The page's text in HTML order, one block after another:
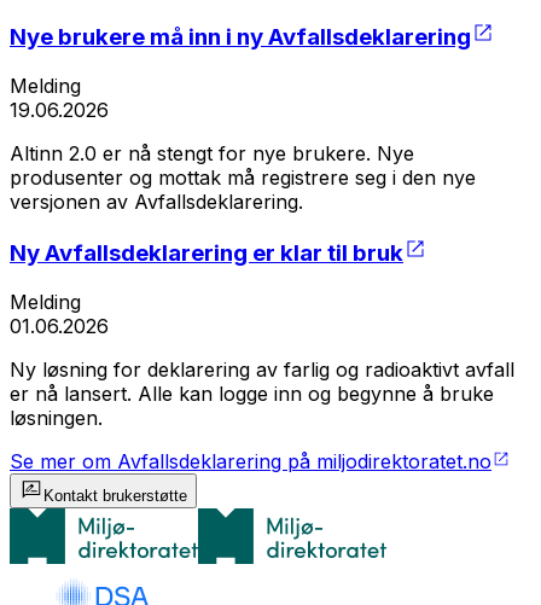
Nye brukere må inn i ny Avfallsdeklarering
Melding
19.06.2026
Altinn 2.0 er nå stengt for nye brukere. Nye
produsenter og mottak må registrere seg i den nye
versjonen av Avfallsdeklarering.
Ny Avfallsdeklarering er klar til bruk
Melding
01.06.2026
Ny løsning for deklarering av farlig og radioaktivt avfall
er nå lansert. Alle kan logge inn og begynne å bruke
løsningen.
Se mer om Avfallsdeklarering på miljodirektoratet.no
Kontakt brukerstøtte